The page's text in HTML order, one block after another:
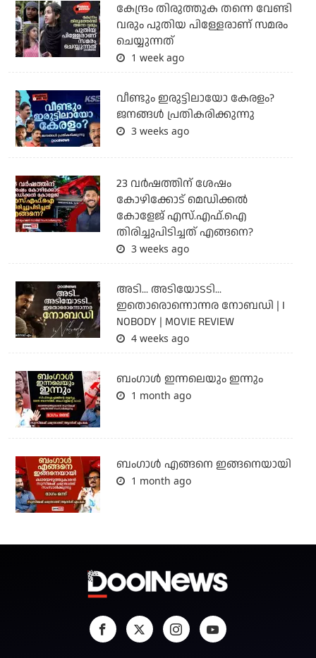
കേന്ദ്രം തിരുത്തുക തന്നെ വേണ്ടി
വരും പുതിയ പിള്ളേരാണ് സമരം
ചെയ്യുന്നത്
1 week ago
വീണ്ടും ഇരുട്ടിലായോ കേരളം?
ജനങ്ങൾ പ്രതികരിക്കുന്നു
3 weeks ago
23 വർഷത്തിന് ശേഷം
കോഴിക്കോട് മെഡിക്കൽ
കോളേജ് എസ്.എഫ്.ഐ
തിരിച്ചുപിടിച്ചത് എങ്ങനെ?
3 weeks ago
അടി... അടിയോടടി...
ഇതൊരൊന്നൊന്നര നോബഡി | I
NOBODY | MOVIE REVIEW
4 weeks ago
ബംഗാള്‍ ഇന്നലെയും ഇന്നും
1 month ago
ബം​ഗാൾ എങ്ങനെ ഇങ്ങനെയായി
1 month ago